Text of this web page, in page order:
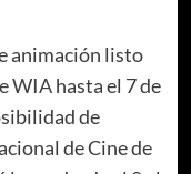
animación listo
WIAhasta el 7 de
de
de Cine de